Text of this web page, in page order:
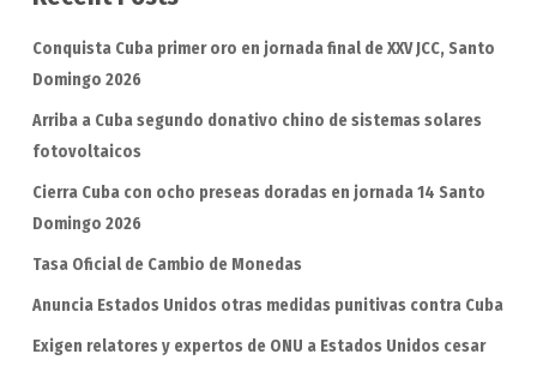
Conquista Cuba primer oro en jornada final de XXV JCC, Santo
Domingo 2026
Arriba a Cuba segundo donativo chino de sistemas solares
fotovoltaicos
Cierra Cuba con ocho preseas doradas en jornada 14 Santo
Domingo 2026
Tasa Oficial de Cambio de Monedas
Anuncia Estados Unidos otras medidas punitivas contra Cuba
Exigen relatores y expertos de ONU a Estados Unidos cesar